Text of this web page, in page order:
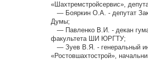
«Шахтремстройсервис»,
— Бояркин О.А. - депутат
Думы;
— Павленко В.И. - декан
факультета ШИ ЮРГТУ;
— Зуев В.Я. - генеральный
«Ростовшахтострой»,